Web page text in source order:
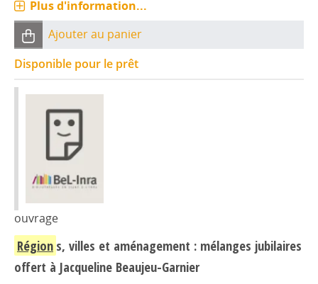
Plus d'information...
Ajouter au panier
Disponible pour le prêt
ouvrage
Région s, villes et aménagement : mélanges jubilaires
offert à Jacqueline Beaujeu-Garnier